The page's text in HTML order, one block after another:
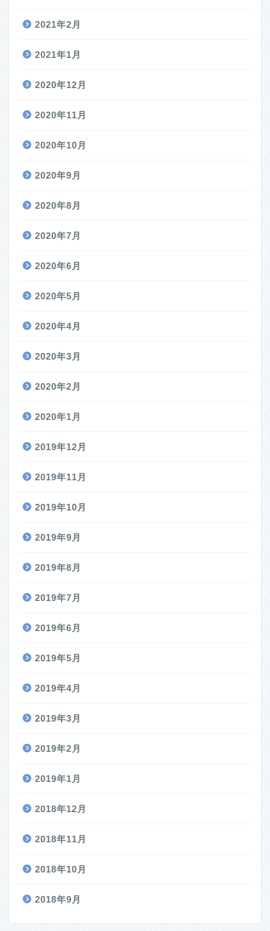
2021年2月
2021年1月
2020年12月
2020年11月
2020年10月
2020年9月
2020年8月
2020年7月
2020年6月
2020年5月
2020年4月
2020年3月
2020年2月
2020年1月
2019年12月
2019年11月
2019年10月
2019年9月
2019年8月
2019年7月
2019年6月
2019年5月
2019年4月
2019年3月
2019年2月
2019年1月
2018年12月
2018年11月
2018年10月
2018年9月